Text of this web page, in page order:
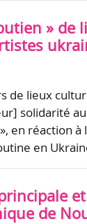
» de
de lieux
solidarité
en réaction à
en
de